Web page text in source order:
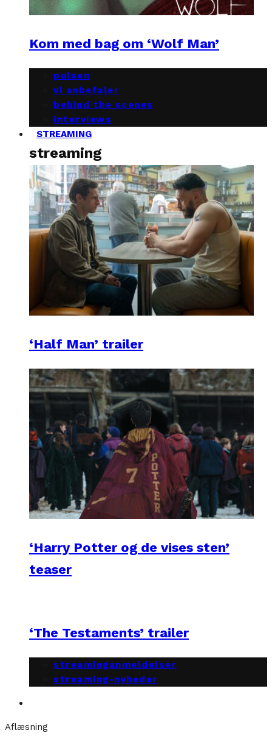
Kom med bag om ‘Wolf Man’
pulsen
vi anbefaler
behind the scenes
interviews
STREAMING
streaming
‘Half Man’ trailer
‘Harry Potter og de vises sten’
teaser
‘The Testaments’ trailer
streaminganmeldelser
streaming-nyheder
Aflæsning